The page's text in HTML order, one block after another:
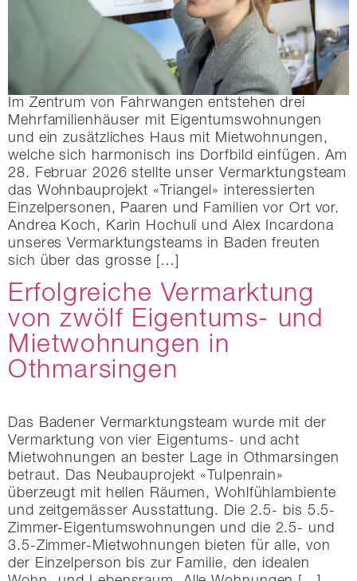
Im Zentrum von Fahrwangen entstehen drei
Mehrfamilienhäuser mit Eigentumswohnungen
und ein zusätzliches Haus mit Mietwohnungen,
welche sich harmonisch ins Dorfbild einfügen. Am
28. Februar 2026 stellte unser Vermarktungsteam
das Wohnbauprojekt «Triangel» interessierten
Einzelpersonen, Paaren und Familien vor Ort vor.
Andrea Koch, Karin Hochuli und Alex Incardona
unseres Vermarktungsteams in Baden freuten
sich über das grosse […]
Erfolgreiche Vermarktung
von zwölf Eigentums- und
Mietwohnungen in
Othmarsingen
Das Badener Vermarktungsteam wurde mit der
Vermarktung von vier Eigentums- und acht
Mietwohnungen an bester Lage in Othmarsingen
betraut. Das Neubauprojekt «Tulpenrain»
überzeugt mit hellen Räumen, Wohlfühlambiente
und zeitgemässer Ausstattung. Die 2.5- bis 5.5-
Zimmer-Eigentumswohnungen und die 2.5- und
3.5-Zimmer-Mietwohnungen bieten für alle, von
der Einzelperson bis zur Familie, den idealen